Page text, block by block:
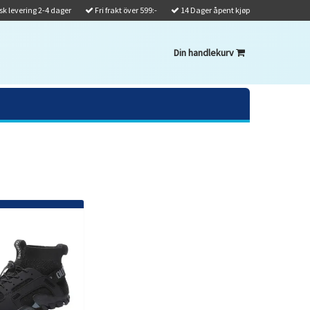
levering 2-4 dager Fri frakt över 599:- 14 Dager åpent kjøp
Din handlekurv